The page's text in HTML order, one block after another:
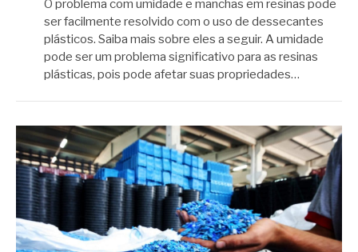
O problema com umidade e manchas em resinas pode
ser facilmente resolvido com o uso de dessecantes
plásticos. Saiba mais sobre eles a seguir. A umidade
pode ser um problema significativo para as resinas
plásticas, pois pode afetar suas propriedades…